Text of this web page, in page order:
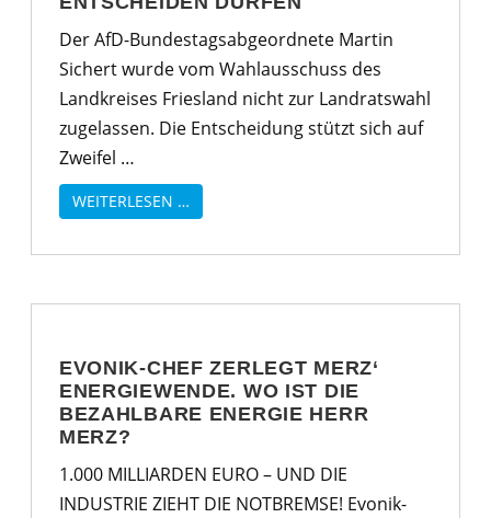
Der AfD-Bundestagsabgeordnete Martin
Sichert wurde vom Wahlausschuss des
Landkreises Friesland nicht zur Landratswahl
zugelassen. Die Entscheidung stützt sich auf
Zweifel …
WEITERLESEN …
EVONIK-CHEF ZERLEGT MERZ‘
ENERGIEWENDE. WO IST DIE
BEZAHLBARE ENERGIE HERR
MERZ?
1.000 MILLIARDEN EURO – UND DIE
INDUSTRIE ZIEHT DIE NOTBREMSE! Evonik-